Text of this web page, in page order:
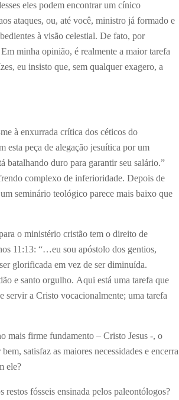
eles podem encontrar um cínico
ataques, ou, até você, ministro já formado e
à visão celestial. De fato, por
minha opinião, é realmente a maior tarefa
eu insisto que, sem qualquer exagero, a
à enxurrada crítica dos céticos do
esta peça de alegação jesuítica por um
batalhando duro para garantir seu salário.”
complexo de inferioridade. Depois de
seminário teológico parece mais baixo que
o ministério cristão tem o direito de
11:13: “…eu sou apóstolo dos gentios,
glorificada em vez de ser diminuída.
e santo orgulho. Aqui está uma tarefa que
servir a Cristo vocacionalmente; uma tarefa
mais firme fundamento – Cristo Jesus -, o
satisfaz as maiores necessidades e encerra
ele?
fósseis ensinada pelos paleontólogos?